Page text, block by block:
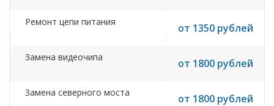
Ремонт цепи питания от 1350 рублей
Замена видеочипа от 1800 рублей
Замена северного моста от 1800 рублей